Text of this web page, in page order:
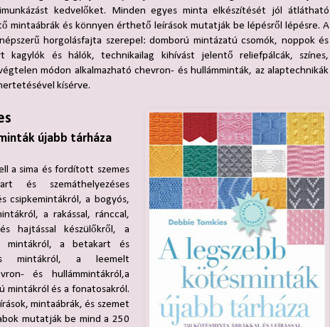
kedvelőket. Minden egyes minta elkészítését jól átlátható
mintaábrák és könnyen érthető leírások mutatják be lépésről lépésre. A
horgolásfajta szerepel: domború mintázatú csomók, noppok és
kagylók és hálók, technikailag kihívást jelentő reliefpálcák, színes,
módon alkalmazható chevron- és hullámminták, az alaptechnikák
kísérve.
újabb tárháza
a sima és fordított szemes
és szemáthelyezéses
csipkemintákról, a bogyós,
a rakással, ránccal,
hajtással készülőkről, a
mintákról, a betakart és
mintákról, a leemelt
és hullámmintákról,a
mintákról és a fonatosakról.
mintaábrák, és szemet
mutatják be mind a 250